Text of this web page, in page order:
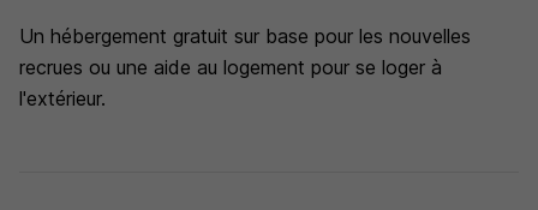
Un hébergement gratuit sur base pour les nouvelles
recrues ou une aide au logement pour se loger à
l'extérieur.